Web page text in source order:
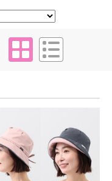
タイル